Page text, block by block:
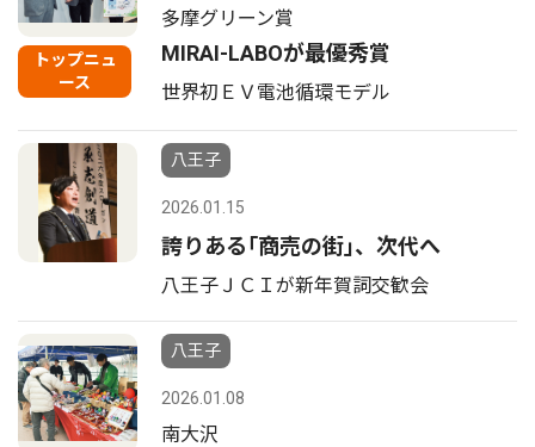
トップニュ
ース
多摩グリーン賞
MIRAI-LABOが最優秀賞
世界初ＥＶ電池循環モデル
八王子
2026.01.15
誇りある｢商売の街｣、次代へ
八王子ＪＣＩが新年賀詞交歓会
八王子
2026.01.08
南大沢